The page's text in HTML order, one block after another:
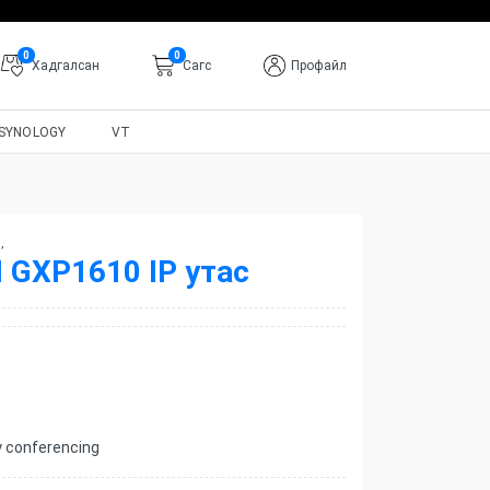
0
Хадгалсан
0
Cагс Профайл
VT
,
GXP1610 IP утас
conferencing